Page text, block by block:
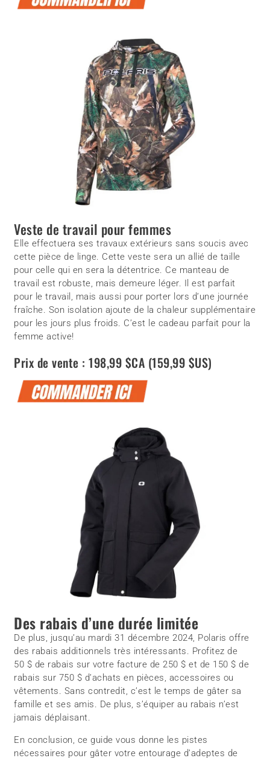
Veste de travail pour femmes
Elle effectuera ses travaux extérieurs sans soucis avec
cette pièce de linge. Cette veste sera un allié de taille
pour celle qui en sera la détentrice. Ce manteau de
travail est robuste, mais demeure léger. Il est parfait
pour le travail, mais aussi pour porter lors d’une journée
fraîche. Son isolation ajoute de la chaleur supplémentaire
pour les jours plus froids. C’est le cadeau parfait pour la
femme active!
Prix de vente : 198,99 $CA (159,99 $US)
Des rabais d’une durée limitée
De plus, jusqu’au mardi 31 décembre 2024, Polaris offre
des rabais additionnels très intéressants. Profitez de
50 $ de rabais sur votre facture de 250 $ et de 150 $ de
rabais sur 750 $ d’achats en pièces, accessoires ou
vêtements. Sans contredit, c’est le temps de gâter sa
famille et ses amis. De plus, s’équiper au rabais n’est
jamais déplaisant.
En conclusion, ce guide vous donne les pistes
nécessaires pour gâter votre entourage d’adeptes de